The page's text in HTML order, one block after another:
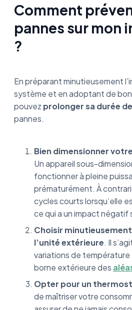
Comment
pannes sur mon
?
En préparant minutieusement
système et en adoptant de
pouvez prolonger sa durée
pannes.
Bien dimensionner
Un appareil sous-
fonctionner à pleine
prématurément. À
cycles courts lorsqu’elle
ce qui a un impact négatif
Choisir
l’unité extérieure. Il
variations de
borne extérieure des
Opter pour un
de maîtriser votre